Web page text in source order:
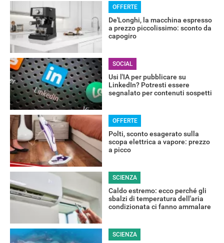
RECENSIONI
OFFERTE
De'Longhi, la macchina espresso
a prezzo piccolissimo: sconto da
capogiro
SOCIAL
Usi l'IA per pubblicare su
LinkedIn? Potresti essere
segnalato per contenuti sospetti
OFFERTE
Polti, sconto esagerato sulla
scopa elettrica a vapore: prezzo
a picco
SCIENZA
Caldo estremo: ecco perché gli
sbalzi di temperatura dell'aria
condizionata ci fanno ammalare
SCIENZA